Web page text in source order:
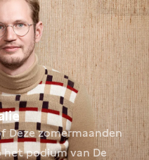
zomermaanden
het podium van De